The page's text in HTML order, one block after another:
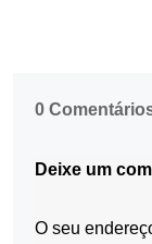
0
Deixe um
O seu